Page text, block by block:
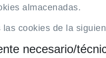
almacenadas.
las cookies de la
necesario/